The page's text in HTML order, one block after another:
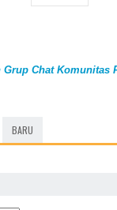
Grup Chat Komunitas
BARU